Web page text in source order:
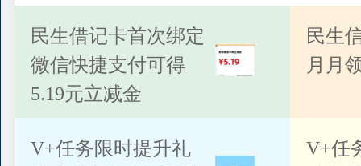
公告
民生借记卡首次绑定
微信快捷支付可得
5.19元立减金
民生
月月
V+任务限时提升礼
V+任